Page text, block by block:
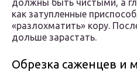
должны быть чистыми, а
как затупленные
«разлохматить» кору.
дольше зарастать.
Обрезка саженцев и